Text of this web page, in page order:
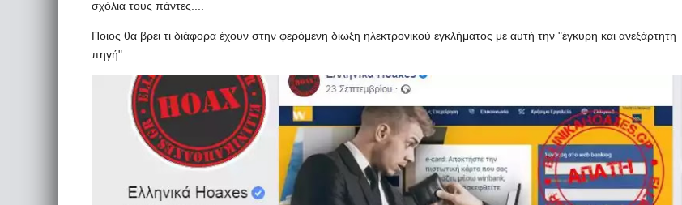
σχόλια τους πάντες....
Ποιος θα βρει τι διάφορα έχουν στην φερόμενη δίωξη ηλεκτρονικού εγκλήματος με αυτή την "έγκυρη και ανεξάρτητη
πηγή" :